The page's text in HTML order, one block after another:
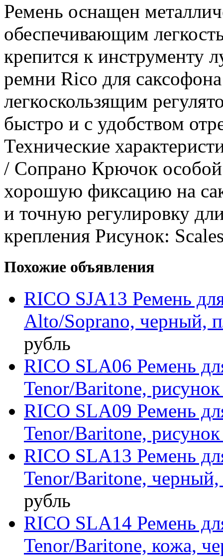
Ремень оснащен
обеспечивающим
крепится к
ремни Rico для
легкоскользящим
быстро и с удобством
Технические
/ Сопрано Крючок
хорошую фиксацию на
и точную регулировку
крепления Рисунок:
Похожие объявления
RICO SJA13 Ремень
Alto/Soprano, черный,
рубль
RICO SLA06 Ремень
Tenor/Baritone, рисунок
RICO SLA09 Ремень
Tenor/Baritone,
RICO SLA13 Ремень
Tenor/Baritone, черный,
рубль
RICO SLA14 Ремень
Tenor/Baritone, кожа,